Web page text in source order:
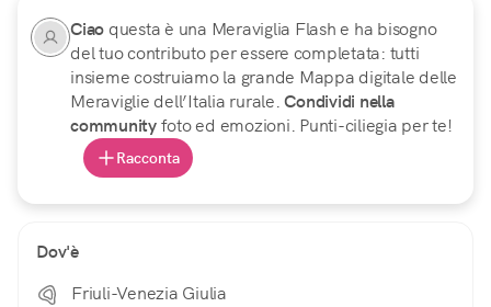
Ciao questa è una Meraviglia Flash e ha bisogno
del tuo contributo per essere completata: tutti
insieme costruiamo la grande Mappa digitale delle
Meraviglie dell’Italia rurale.Condividi nella
communityfoto ed emozioni. Punti-ciliegia per te!
Racconta
Dov'è
Friuli-Venezia Giulia